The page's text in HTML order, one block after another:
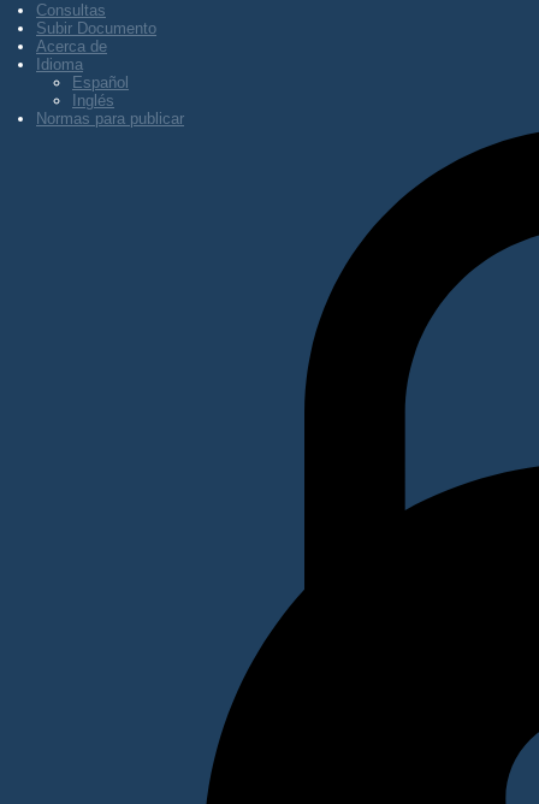
Consultas
Subir Documento
Acerca de
Idioma
Español
Inglés
Normas para publicar